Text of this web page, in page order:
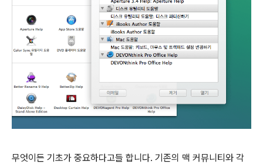
무엇이든 기초가 중요하다고들 합니다. 기존의 맥 커뮤니티와 각